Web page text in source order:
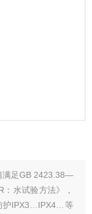
满足GB 2423.38—
水试验方法》，
护IPX3…IPX4…等